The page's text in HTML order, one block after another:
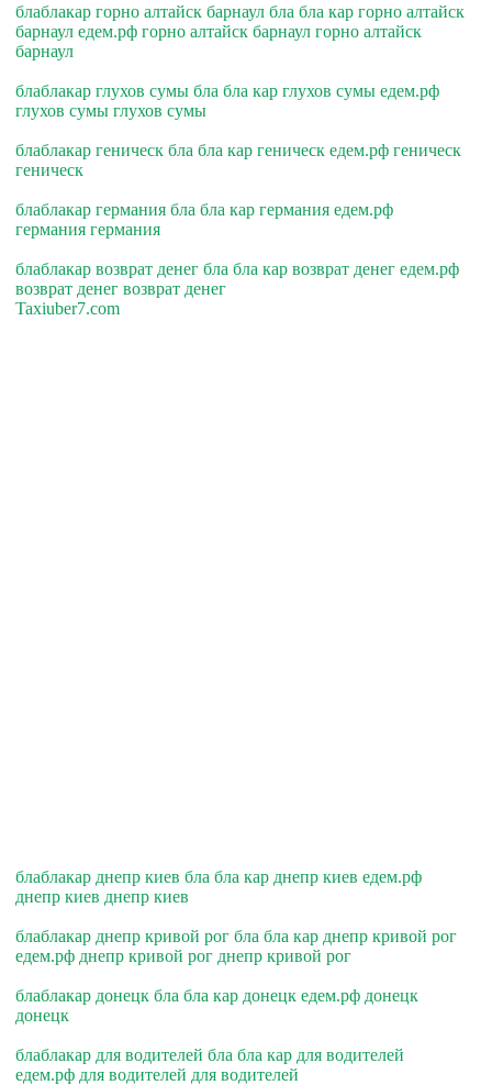
блаблакар горно алтайск барнаул бла бла кар горно алтайск
барнаул едем.рф горно алтайск барнаул горно алтайск
барнаул
блаблакар глухов сумы бла бла кар глухов сумы едем.рф
глухов сумы глухов сумы
блаблакар геническ бла бла кар геническ едем.рф геническ
геническ
блаблакар германия бла бла кар германия едем.рф
германия германия
блаблакар возврат денег бла бла кар возврат денег едем.рф
возврат денег возврат денег
Taxiuber7.com
блаблакар днепр киев бла бла кар днепр киев едем.рф
днепр киев днепр киев
блаблакар днепр кривой рог бла бла кар днепр кривой рог
едем.рф днепр кривой рог днепр кривой рог
блаблакар донецк бла бла кар донецк едем.рф донецк
донецк
блаблакар для водителей бла бла кар для водителей
едем.рф для водителей для водителей